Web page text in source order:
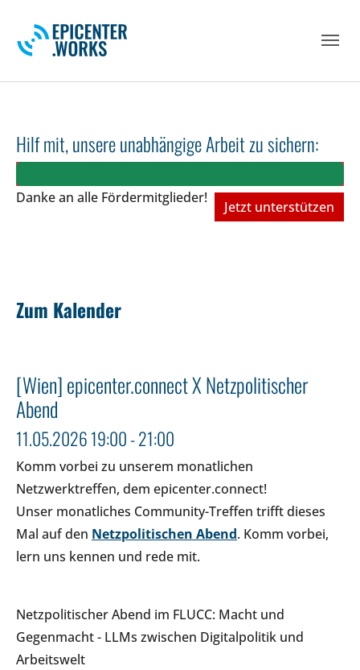
Hilf mit, unsere unabhängige Arbeit zu sichern:
Danke an alle Fördermitglieder!
Jetzt unterstützen
Zum Kalender
[Wien] epicenter.connect X Netzpolitischer
Abend
11.05.2026 19:00 - 21:00
Komm vorbei zu unserem monatlichen
Netzwerktreffen, dem epicenter.connect!
Unser monatliches Community-Treffen trifft dieses
Mal auf den Netzpolitischen Abend. Komm vorbei,
lern uns kennen und rede mit.
Netzpolitischer Abend im FLUCC: Macht und
Gegenmacht - LLMs zwischen Digitalpolitik und
Arbeitswelt